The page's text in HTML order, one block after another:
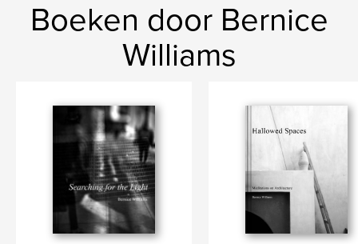
Boeken door Bernice
Williams